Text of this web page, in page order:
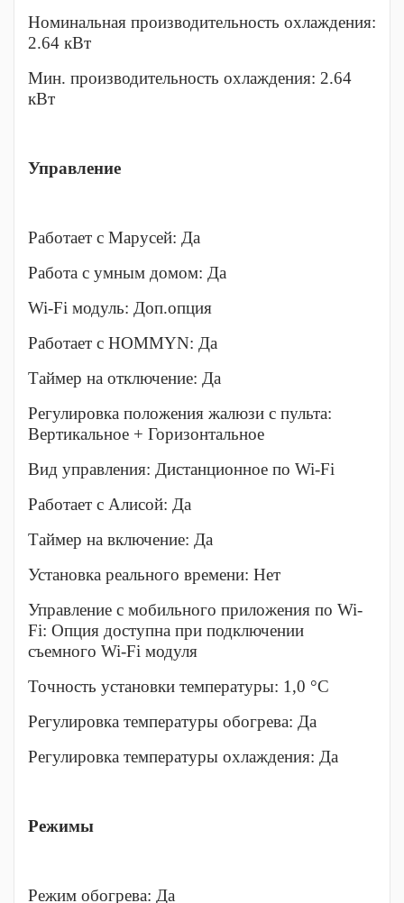
Номинальная производительность охлаждения:
2.64 кВт
Мин. производительность охлаждения: 2.64
кВт
Управление
Работает с Марусей: Да
Работа с умным домом: Да
Wi-Fi модуль: Доп.опция
Работает с HOMMYN: Да
Таймер на отключение: Да
Регулировка положения жалюзи с пульта:
Вертикальное + Горизонтальное
Вид управления: Дистанционное по Wi-Fi
Работает с Алисой: Да
Таймер на включение: Да
Установка реального времени: Нет
Управление c мобильного приложения по Wi-
Fi: Опция доступна при подключении
съемного Wi-Fi модуля
Точность установки температуры: 1,0 °С
Регулировка температуры обогрева: Да
Регулировка температуры охлаждения: Да
Режимы
Режим обогрева: Да